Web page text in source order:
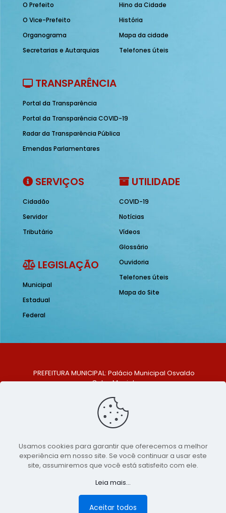
O Prefeito
O Vice-Prefeito
Organograma
Secretarias e Autarquias
Hino da Cidade
História
Mapa da cidade
Telefones úteis
TRANSPARÊNCIA
Portal da Transparência
Portal da Transparência COVID-19
Radar da Transparência Pública
Emendas Parlamentares
SERVIÇOS
Cidadão
Servidor
Tributário
LEGISLAÇÃO
Municipal
Estadual
Federal
UTILIDADE
COVID-19
Notícias
Vídeos
Glossário
Ouvidoria
Telefones úteis
Mapa do Site
PREFEITURA MUNICIPAL: Palácio Municipal Osvaldo
Celso Maciel
Centro, São Bento do Una - PE. CEP: 553370-128
TELEFONE: (81) 99548-1569
E-MAIL: ouvidoria@saobentodouna.pe.gov.br
Copyright 2021-2026 - Assessoria de Comunicação da
Prefeitura de São Bento do Una - PE
publicidadeLumusWeb - Agência Digital
Usamos cookies para garantir que oferecemos a melhor
experiência em nosso site. Se você continuar a usar este
site, assumiremos que você está satisfeito com ele.
Leia mais...
Aceitar todos